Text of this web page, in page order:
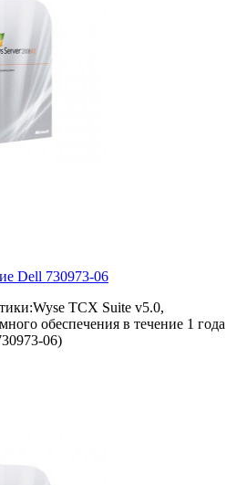
Dell 730973-06
TCX Suite v5.0,
обеспечения в течение 1 года
06)